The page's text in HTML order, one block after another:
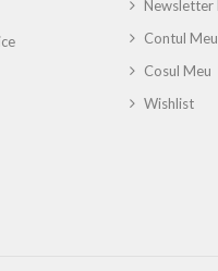
Newsletter
Contul Meu
Cosul Meu
Wishlist